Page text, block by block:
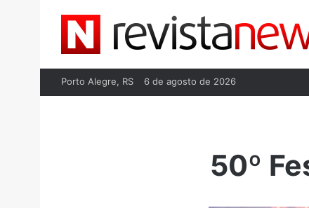
Porto Alegre, RS 6 de agosto de 2026
50º